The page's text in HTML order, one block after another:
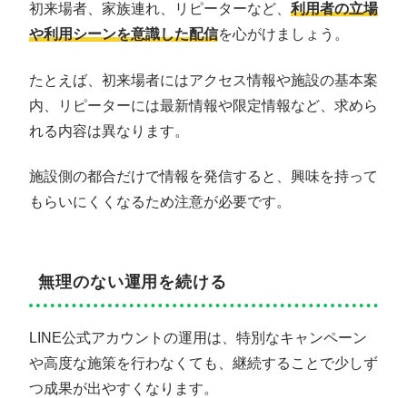
初来場者、家族連れ、リピーターなど、 利用者の立場
や利用シーンを意識した配信を心がけましょう。
たとえば、初来場者にはアクセス情報や施設の基本案
内、リピーターには最新情報や限定情報など、求めら
れる内容は異なります。
施設側の都合だけで情報を発信すると、興味を持って
もらいにくくなるため注意が必要です。
無理のない運用を続ける
LINE公式アカウントの運用は、特別なキャンペーン
や高度な施策を行わなくても、継続することで少しず
つ成果が出やすくなります。